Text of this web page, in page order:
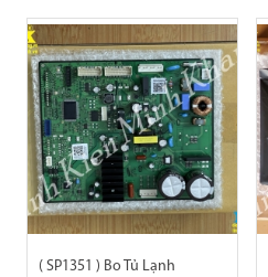
( SP1351 ) Bo Tủ Lạnh